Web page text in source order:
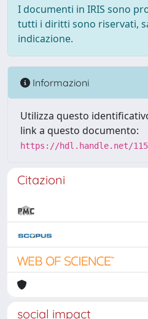
I documenti in IRIS sono
tutti i diritti sono riservati,
indicazione.
Informazioni
Utilizza questo
link a questo documento:
https://hdl.handle.net/
Citazioni
social impact